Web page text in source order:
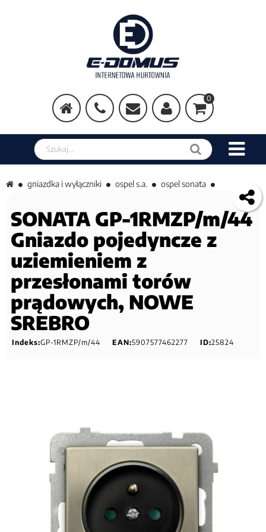
0
Szukaj w sklepie
gniazdka i wyłączniki ospel s.a. ospel sonata
SONATA GP-1RMZP/m/44
Gniazdo pojedyncze z
uziemieniem z
przesłonami torów
prądowych, NOWE
SREBRO
Indeks:GP-1RMZP/m/44 EAN:5907577462277 ID:25824